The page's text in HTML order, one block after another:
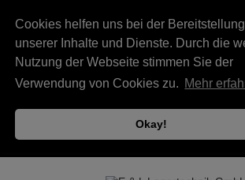
Cookies helfen uns bei der Bereitstellung
unserer Inhalte und Dienste. Durch die
Nutzung der Webseite stimmen Sie der
Verwendung von Cookies zu. Mehr
Okay!